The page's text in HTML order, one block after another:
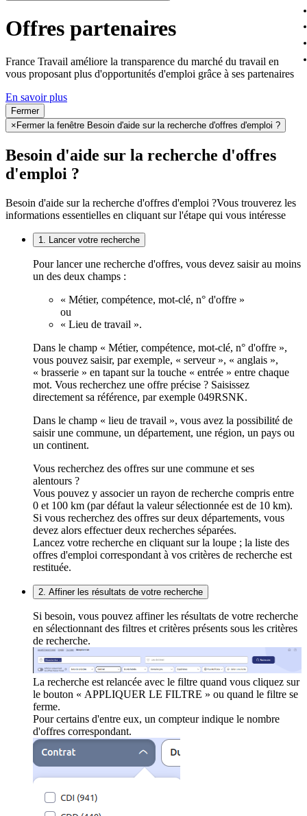
Offres partenaires
France Travail améliore la transparence du marché du travail en
vous proposant plus d'opportunités d'emploi grâce à ses partenaires
En savoir plus
Fermer
× Fermer la fenêtre Besoin d'aide sur la recherche d'offres d'emploi ?
Besoin d'aide sur la recherche d'offres
d'emploi ?
Besoin d'aide sur la recherche d'offres d'emploi ?Vous trouverez les
informations essentielles en cliquant sur l'étape qui vous intéresse
1. Lancer votre recherche
Pour lancer une recherche d'offres, vous devez saisir au moins
un des deux champs :
« Métier, compétence, mot-clé, n° d'offre »
ou
« Lieu de travail ».
Dans le champ « Métier, compétence, mot-clé, n° d'offre »,
vous pouvez saisir, par exemple, « serveur », « anglais »,
« brasserie » en tapant sur la touche « entrée » entre chaque
mot. Vous recherchez une offre précise ? Saisissez
directement sa référence, par exemple 049RSNK.
Dans le champ « lieu de travail », vous avez la possibilité de
saisir une commune, un département, une région, un pays ou
un continent.
Vous recherchez des offres sur une commune et ses
alentours ?
Vous pouvez y associer un rayon de recherche compris entre
0 et 100 km (par défaut la valeur sélectionnée est de 10 km).
Si vous recherchez des offres sur deux départements, vous
devez alors effectuer deux recherches séparées.
Lancez votre recherche en cliquant sur la loupe ; la liste des
offres d'emploi correspondant à vos critères de recherche est
restituée.
2. Affiner les résultats de votre recherche
Si besoin, vous pouvez affiner les résultats de votre recherche
en sélectionnant des filtres et critères présents sous les critères
de recherche.
La recherche est relancée avec le filtre quand vous cliquez sur
le bouton « APPLIQUER LE FILTRE » ou quand le filtre se
ferme.
Pour certains d'entre eux, un compteur indique le nombre
d'offres correspondant.